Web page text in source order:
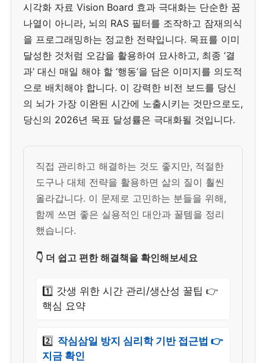
시각화 자료 Vision Board 효과 극대화는 단순한 꿈
나열이 아니라, 뇌의 RAS 필터를 조작하고 잠재의식
을 프로그래밍하는 정교한 전략입니다. 목표를 이미
달성한 것처럼 오감을 활용하여 묘사하고, 최종 ‘결
과’ 대신 매일 해야 할 ‘행동’을 담은 이미지를 의도적
으로 배치해야 합니다. 이 강력한 비전 보드를 당신
의 뇌가 가장 이완된 시간에 노출시키는 것만으로도,
당신의 2026년 목표 달성률은 극대화될 것입니다.
직접 관리하고 해결하는 것도 좋지만, 적절한
도구나 대체 전략을 활용하면 삶의 질이 훨씬
올라갑니다. 이 문제로 고민하는 분들을 위해,
함께 쓰면 좋은 실용적인 대안과 꿀템을 정리
했습니다.
👇 더 쉽고 편한 해결책을 확인해보세요
1️⃣ 갓생 위한 시간 관리/생산성 꿀팁 👉
핵심 요약
2️⃣ 작심삼일 방지 심리학 기반 접근법 👉
지금 확인